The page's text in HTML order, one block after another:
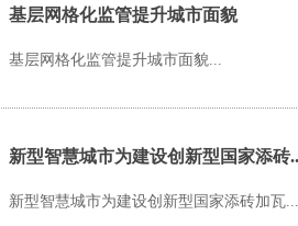
基层网格化监管提升城市面貌
基层网格化监管提升城市面貌...
新型智慧城市为建设创新型国家添砖
新型智慧城市为建设创新型国家添砖加瓦...